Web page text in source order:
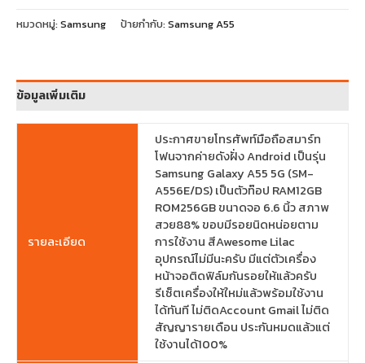
หมวดหมู่: Samsung ป้ายกำกับ: Samsung A55
ข้อมูลเพิ่มเติม
รายละเอียด
ประกาศขายโทรศัพท์มือถือสมาร์ท
โฟนจากค่ายดังฝั่ง Android เป็นรุ่น
Samsung Galaxy A55 5G (SM-
A556E/DS) เป็นตัวท๊อป RAM12GB
ROM256GB ขนาดจอ 6.6 นิ้ว สภาพ
สวย88% ขอบมีรอยนิดหน่อยตาม
การใช้งาน สีAwesome Lilac
อุปกรณ์ไม่มีนะครับ มีแต่ตัวเครื่อง
หน้าจอติดฟิล์มกันรอยให้แล้วครับ
รีเซ็ตเครื่องให้ใหม่แล้วพร้อมใช้งาน
ได้ทันที ไม่ติดAccount Gmail ไม่ติด
สัญญารายเดือน ประกันหมดแล้วแต่
ใช้งานได้100%